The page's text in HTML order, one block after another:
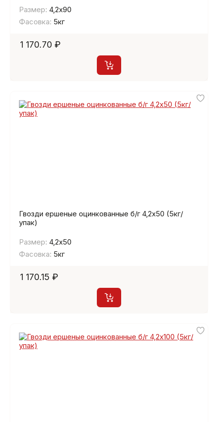
Размер: 4,2х90
Фасовка: 5кг
1 170.70 ₽
Гвозди ершеные оцинкованные б/г 4,2х50 (5кг/
упак)
Размер: 4,2х50
Фасовка: 5кг
1 170.15 ₽